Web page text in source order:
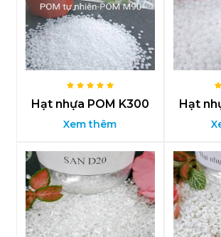
Hạt nhựa POM K300
Xem thêm
Hạt